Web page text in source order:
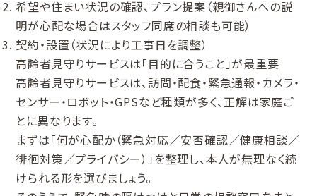
希望や住まい状況の確認、プラン提案（親御さんへの説
明が心配な場合はスタッフ同席の相談も可能）
契約・設置（状況により工事日を調整）
高齢者見守りサービスは「目的に合うこと」が最重要
高齢者見守りサービスは、訪問・配食・緊急通報・カメラ・
センサー・ロボット・GPSなど種類が多く、正解は家庭ご
とに異なります。
まずは「何が心配か（緊急対応／安否確認／健康相談／
徘徊対策／プライバシー）」を整理し、本人が無理なく続
けられる形を選びましょう。